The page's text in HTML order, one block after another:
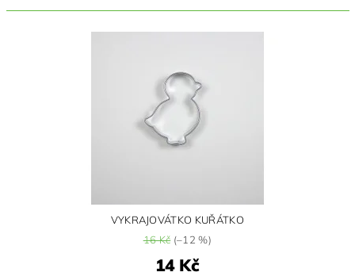
VYKRAJOVÁTKO KUŘÁTKO
16 Kč(–12 %)
14 Kč